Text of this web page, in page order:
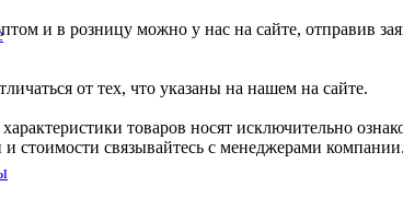
и в розницу можно у нас на сайте, отправив
от тех, что указаны на нашем на сайте.
товаров носят исключительно
стоимости связывайтесь с менеджерами компании.